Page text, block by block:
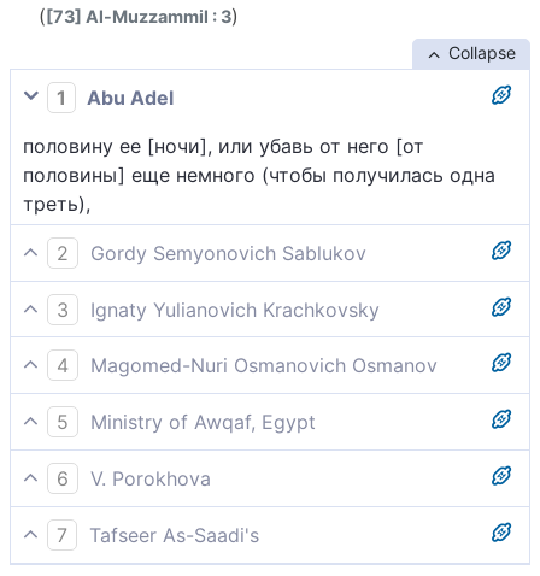
([73] Al-Muzzammil : 3)
Collapse
1
Abu Adel
половину ее [ночи], или убавь от него [от
половины] еще немного (чтобы получилась одна
треть),
2
Gordy Semyonovich Sablukov
Половины ее: или убавь из этого немного,
3
Ignaty Yulianovich Krachkovsky
половину ее, или убавь от этого немного,
4
Magomed-Nuri Osmanovich Osmanov
половину ночи или чуть меньше того,
5
Ministry of Awqaf, Egypt
половину ночи или немного меньше, до одной
трети ночи,
6
V. Porokhova
То половину, иль немногим меньше,
7
Tafseer As-Saadi's